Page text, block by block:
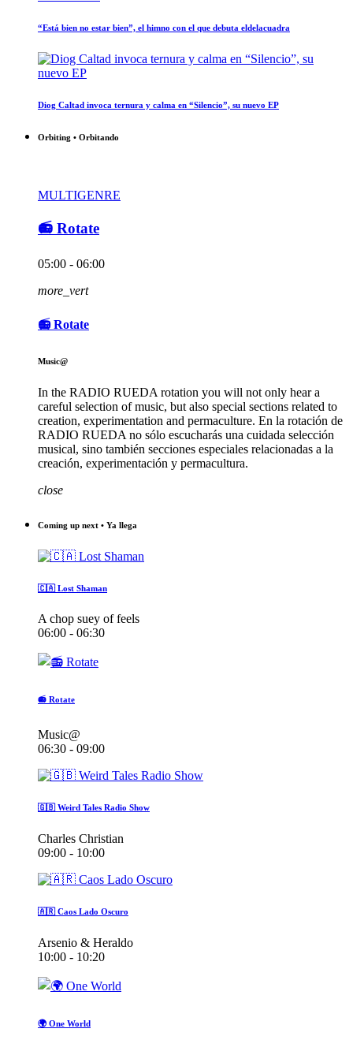
“Está bien no estar bien”, el himno con el que debuta eldelacuadra
Diog Caltad invoca ternura y calma en “Silencio”, su nuevo EP
Orbiting • Orbitando
MULTIGENRE
📻 Rotate
05:00 - 06:00
more_vert
📻 Rotate
Music@
In the RADIO RUEDA rotation you will not only hear a
careful selection of music, but also special sections related to
creation, experimentation and permaculture. En la rotación de
RADIO RUEDA no sólo escucharás una cuidada selección
musical, sino también secciones especiales relacionadas a la
creación, experimentación y permacultura.
close
Coming up next • Ya llega
🇨🇦 Lost Shaman
A chop suey of feels
06:00 - 06:30
📻 Rotate
Music@
06:30 - 09:00
🇬🇧 Weird Tales Radio Show
Charles Christian
09:00 - 10:00
🇦🇷 Caos Lado Oscuro
Arsenio & Heraldo
10:00 - 10:20
🌍 One World